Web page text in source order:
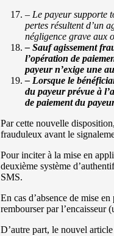
– Le payeur supporte
pertes résultent d’un
négligence grave aux
– Sauf agissement
l’opération de
payeur n’exige une
– Lorsque le
du payeur prévue à
de paiement du
Par cette nouvelle
frauduleux avant le
Pour inciter à la mise en
deuxième système
SMS.
En cas d’absence de mise
rembourser par l’encaisseur
D’autre part, le nouvel